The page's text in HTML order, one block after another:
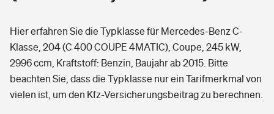
Arbeitsrechtsschutz
Berufshaftpflichtversicherung
Hausratversicherung
Elementarversicherung
Photovoltaik
Pri­vate Haft­pflicht­
Rechts­schutz­ver­si­che­rung
Gesundheit
Private Krankenversicherung
Hier erfahren Sie die Typklasse für Mercedes-Benz C-
Klasse, 204 (C 400 COUPE 4MATIC), Coupe, 245 kW,
2996 ccm, Kraftstoff: Benzin, Baujahr ab 2015. Bitte
beachten Sie, dass die Typklasse nur ein Tarifmerkmal von
vielen ist, um den Kfz-Versicherungsbeitrag zu berechnen.